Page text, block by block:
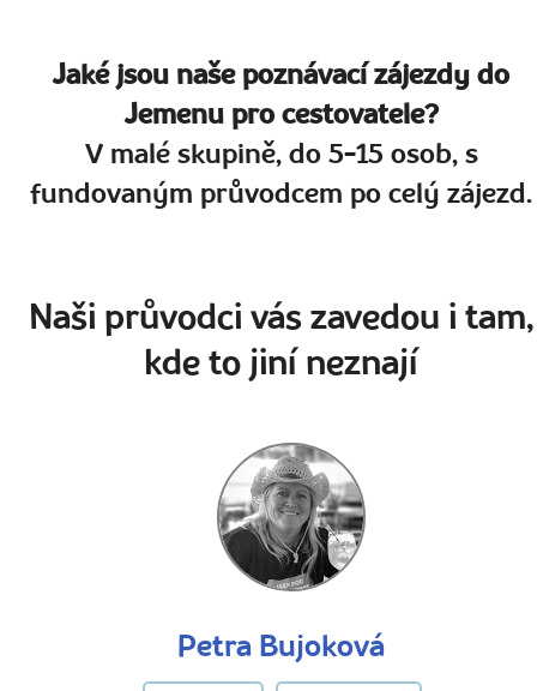
Jaké jsou naše poznávací zájezdy do
Jemenu pro cestovatele?
V malé skupině, do 5-15 osob, s
fundovaným průvodcem po celý zájezd.
Naši průvodci vás zavedou i tam,
kde to jiní neznají
Petra Bujoková